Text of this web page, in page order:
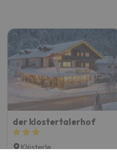
der klostertalerhof
Klösterle